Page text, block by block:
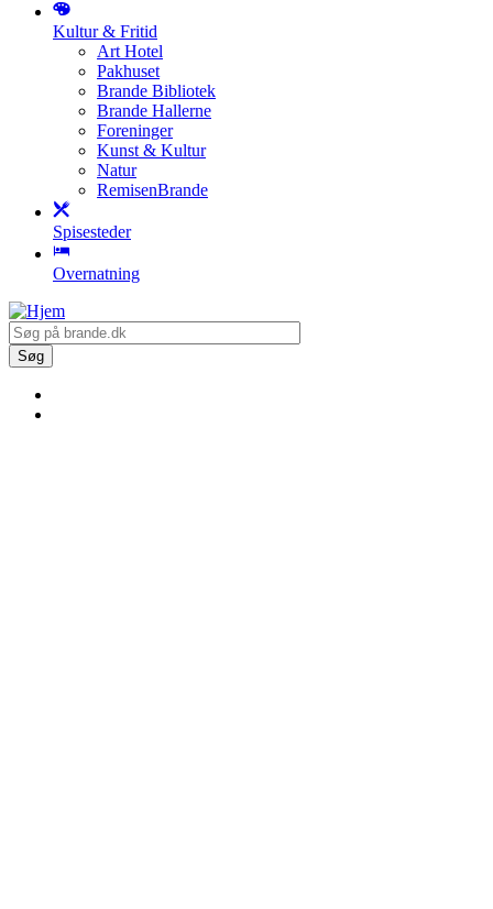
Kultur & Fritid
Art Hotel
Pakhuset
Brande Bibliotek
Brande Hallerne
Foreninger
Kunst & Kultur
Natur
RemisenBrande
Spisesteder
Overnatning